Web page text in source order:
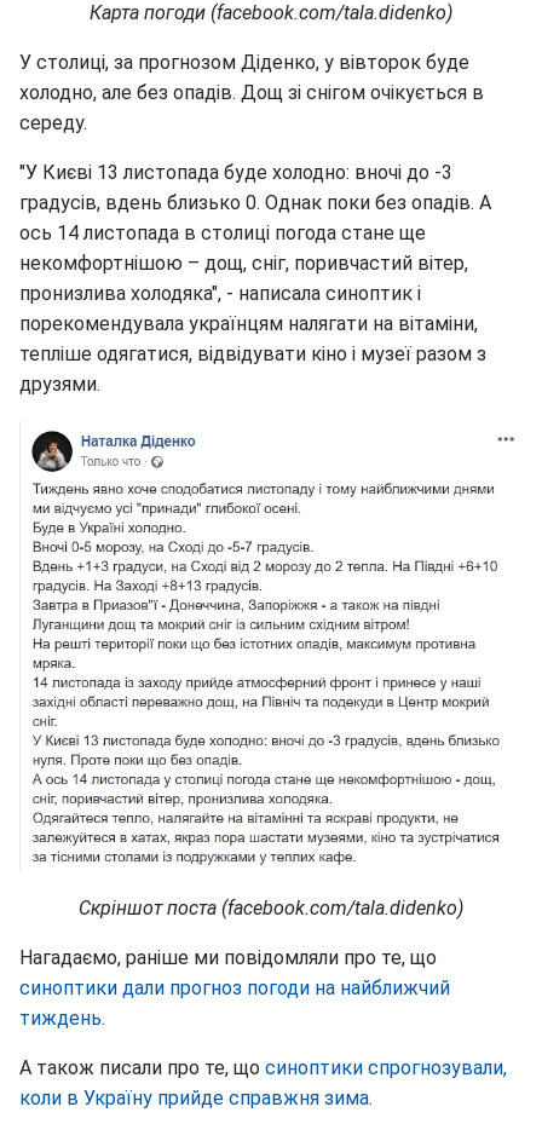
Карта погоди (facebook.com/tala.didenko)
У столиці, за прогнозом Діденко, у вівторок буде
холодно, але без опадів. Дощ зі снігом очікується в
середу.
"У Києві 13 листопада буде холодно: вночі до -3
градусів, вдень близько 0. Однак поки без опадів. А
ось 14 листопада в столиці погода стане ще
некомфортнішою – дощ, сніг, поривчастий вітер,
пронизлива холодяка", - написала синоптик і
порекомендувала українцям налягати на вітаміни,
тепліше одягатися, відвідувати кіно і музеї разом з
друзями.
Скріншот поста (facebook.com/tala.didenko)
Нагадаємо, раніше ми повідомляли про те, що
синоптики дали прогноз погоди на найближчий
тиждень.
А також писали про те, що синоптики спрогнозували,
коли в Україну прийде справжня зима.